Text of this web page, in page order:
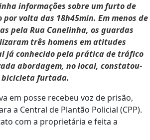
informações sobre um furto de
volta das 18h45min. Em menos de
pela Rua Canelinha, os guardas
três homens em atitudes
já conhecido pela prática de tráfico
abordagem, no local, constatou-
bicicleta furtada.
em posse recebeu voz de prisão,
a Central de Plantão Policial (CPP).
com a proprietária e feita a